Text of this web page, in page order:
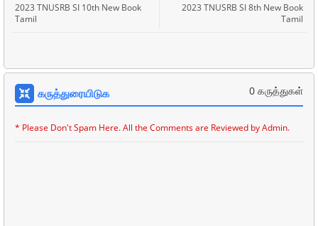
2023 TNUSRB SI 8th New Book
Tamil
2023 TNUSRB SI 10th New Book
Tamil
கருத்துரையிடுக 0 கருத்துகள்
* Please Don't Spam Here. All the Comments are Reviewed by Admin.